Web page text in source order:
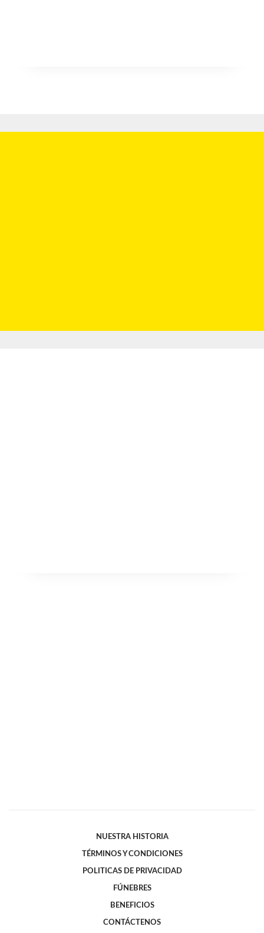
NUESTRA HISTORIA
TÉRMINOS Y CONDICIONES
POLITICAS DE PRIVACIDAD
FÚNEBRES
BENEFICIOS
CONTÁCTENOS